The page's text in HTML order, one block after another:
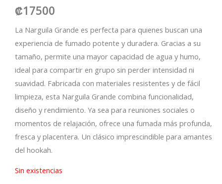
₡17500
La Narguila Grande es perfecta para quienes buscan una
experiencia de fumado potente y duradera. Gracias a su
tamaño, permite una mayor capacidad de agua y humo,
ideal para compartir en grupo sin perder intensidad ni
suavidad. Fabricada con materiales resistentes y de fácil
limpieza, esta Narguila Grande combina funcionalidad,
diseño y rendimiento. Ya sea para reuniones sociales o
momentos de relajación, ofrece una fumada más profunda,
fresca y placentera. Un clásico imprescindible para amantes
del hookah.
Sin existencias